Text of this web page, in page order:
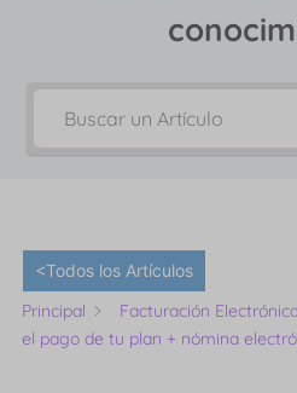
<Todos los Artículos
Principal Facturación
el pago de tu plan + nómina